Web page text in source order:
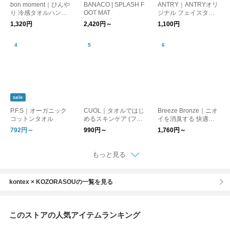
bon moment｜ひんや
り 冷感タオルハンカ
チ 接触冷感
1,320円
BANACO | SPLASH F
OOT MAT
2,420円～
ANTRY｜ANTRYオリ
ジナル フェイスタオ
ル
1,100円
sale
P.F.S｜オーガニック
コットンタオル
792円～
CUOL｜タオルではじ
めるスキンケア (フェ
イスタオル/バスタオ
ル) トラベルグッズ
990円～
Breeze Bronze｜ニオ
イを消臭する 快適な
タオル 梅雨
1,760円～
もっと見る
kontex × KOZORASOUの一覧を見る
このストアの人気アイテムランキング